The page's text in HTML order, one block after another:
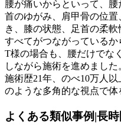
腰が痛いからといって、腰
首のゆがみ、肩甲骨の位
き、膝の状態、足首の柔軟
すべてがつながっているか
T様の場合も、腰だけでな
しながら施術を進めました
施術歴21年、のべ10万人
のような多角的な視点で体
よくある類似事例|長